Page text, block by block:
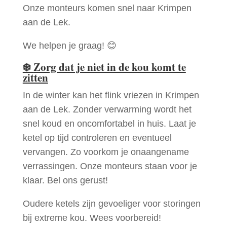
Onze monteurs komen snel naar Krimpen
aan de Lek.
We helpen je graag! 😊
❄️Zorg dat je niet in de kou komt te
zitten
In de winter kan het flink vriezen in Krimpen
aan de Lek. Zonder verwarming wordt het
snel koud en oncomfortabel in huis. Laat je
ketel op tijd controleren en eventueel
vervangen. Zo voorkom je onaangename
verrassingen. Onze monteurs staan voor je
klaar. Bel ons gerust!
Oudere ketels zijn gevoeliger voor storingen
bij extreme kou. Wees voorbereid!